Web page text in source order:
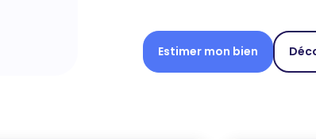
Estimer mon bien